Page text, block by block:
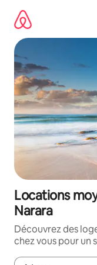
directement
contenu
Locations
Narara
Découvrez des
chez vous pour un